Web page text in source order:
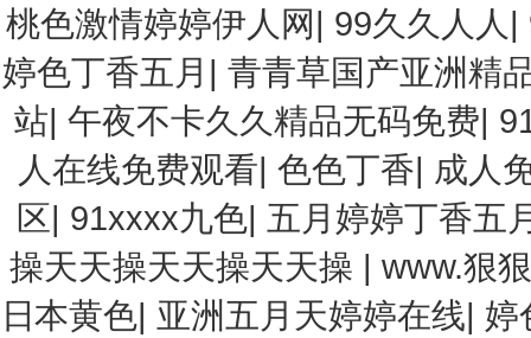
桃色激情婷婷伊人网| 99久久人人 |
婷色丁香五月 | 青青草国产亚洲精
站| 午夜不卡久久精品无码免费|
人在线免费观看|色色丁香| 成人
区| 91xxxx九色| 五月婷婷丁香五
操天天操天天操天天操 |www.狠
日本黄色| 亚洲五月天婷婷在线| 婷